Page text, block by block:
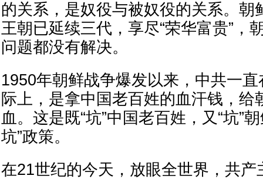
的关系，是奴役与被奴役的关系。朝
王朝已延续三代，享尽“荣华富贵”，
问题都没有解决。
1950年朝鲜战争爆发以来，中共一
际上，是拿中国老百姓的血汗钱，给
血。这是既“坑”中国老百姓，又“坑”
坑”政策。
在21世纪的今天，放眼全世界，共产